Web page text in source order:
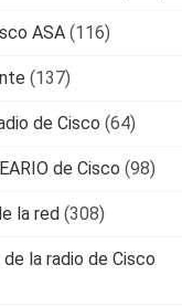
ASA (116)
(137)
de Cisco (64)
de Cisco (98)
la red (308)
la radio de Cisco